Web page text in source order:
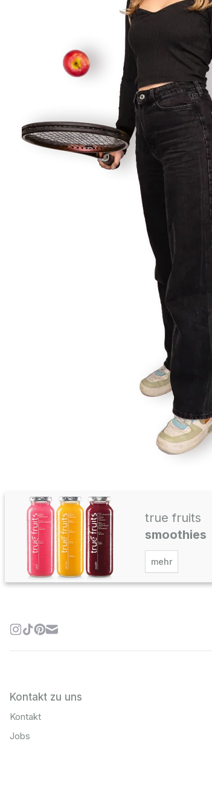
true fruits
smoothies
mehr
Kontakt zu uns
Kontakt
Jobs